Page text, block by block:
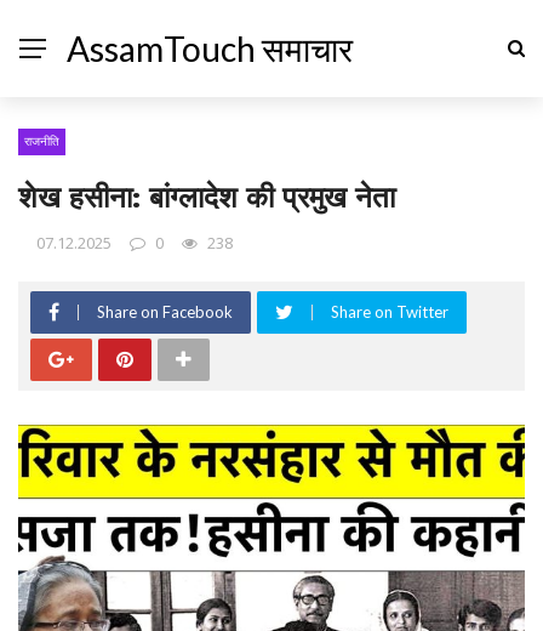
AssamTouch समाचार
राजनीति
शेख हसीना: बांग्लादेश की प्रमुख नेता
07.12.2025 0 238
Share on Facebook Share on Twitter